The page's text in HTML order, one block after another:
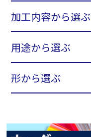
加工内容から選ぶ
用途から選ぶ
形から選ぶ